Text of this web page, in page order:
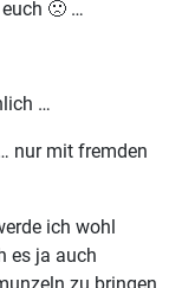
🙁 …
…
nur mit fremden
ich wohl
es ja auch